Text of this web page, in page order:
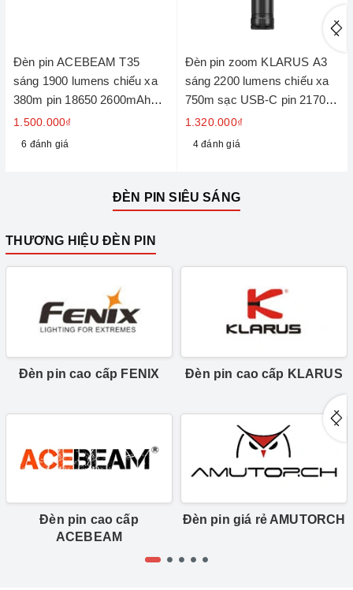
Đèn pin ACEBEAM T35
sáng 1900 lumens chiếu xa
380m pin 18650 2600mAh
sạc USB C
1.500.000₫
6 đánh giá
Đèn pin zoom KLARUS A3
sáng 2200 lumens chiếu xa
750m sạc USB-C pin 21700 -
4000mAh
1.320.000₫
4 đánh giá
ĐÈN PIN SIÊU SÁNG
THƯƠNG HIỆU ĐÈN PIN
Đèn pin cao cấp FENIX Đèn pin cao cấp KLARUS
Đèn pin cao cấp
ACEBEAM
Đèn pin giá rẻ AMUTORCH